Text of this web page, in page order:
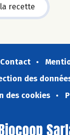
recette
Contact
des
des cookies